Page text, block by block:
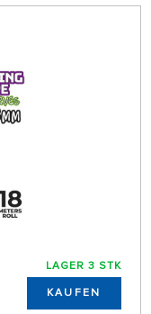
LAGER 3 STK
KAUFEN